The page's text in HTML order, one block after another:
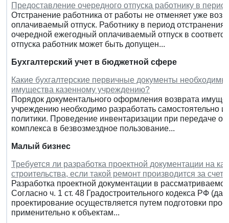
Предоставление очередного отпуска работнику в
Отстранение работника от работы не отменяет уже
оплачиваемый отпуск. Работнику в период
очередной ежегодный оплачиваемый отпуск в
отпуска работник может быть допущен...
Бухгалтерский учет в бюджетной сфере
Какие бухгалтерские первичные документы
имущества казенному учреждению?
Порядок документального оформления возврата
учреждению необходимо разработать самостоятельно
политики. Проведение инвентаризации при передаче
комплекса в безвозмездное пользование...
Малый бизнес
Требуется ли разработка проектной документации на
строительства, если такой ремонт производится за счет
Разработка проектной документации в
Согласно ч. 1 ст. 48 Градостроительного кодекса РФ
проектирование осуществляется путем подготовки
применительно к объектам...